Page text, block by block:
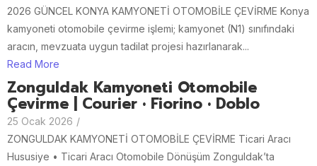
2026 GÜNCEL KONYA KAMYONETİ OTOMOBİLE ÇEVİRME Konya
kamyoneti otomobile çevirme işlemi; kamyonet (N1) sınıfındaki
aracın, mevzuata uygun tadilat projesi hazırlanarak...
Read More
Zonguldak Kamyoneti Otomobile
Çevirme | Courier • Fiorino • Doblo
25 Ocak 2026 /
ZONGULDAK KAMYONETİ OTOMOBİLE ÇEVİRME Ticari Aracı
Hususiye • Ticari Aracı Otomobile Dönüşüm Zonguldak’ta